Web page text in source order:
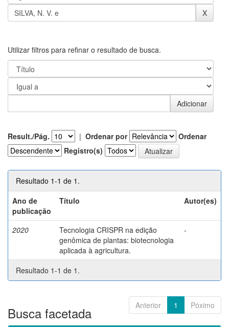
Utilizar filtros para refinar o resultado de busca.
Result./Pág. | Ordenar por
Ordenar
Registro(s)
Resultado 1-1 de 1.
Ano de
publicação
Título Autor(es)
2020
Tecnologia CRISPR na edição
genômica de plantas: biotecnologia
aplicada à agricultura.
-
Resultado 1-1 de 1.
Anterior 1 Póximo
Busca facetada